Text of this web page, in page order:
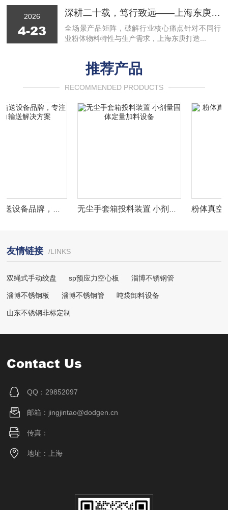
2026
4-23
深耕二十载，笃行致远——上海东庚发展历程回顾
全场景产品矩阵，破解行业核心痛点针对不同行
业粉体物料特性与生产需求，上海东庚打造...
推荐产品
RECOMMENDED PRODUCTS
专业仓泵输送设备品牌，专注粉体气力输送解决方案 无尘手套箱投料装置 小剂量固体定量加料设备
友情链接 /LINKS
双绳式手动绞盘 sp预应力空心板 淄博不锈钢管
淄博不锈钢板 淄博不锈钢管 吨袋卸料设备
山东不锈钢非标定制
Contact Us
QQ：29852097
邮箱：jingjintao@dodgen.cn
传真：
地址：上海